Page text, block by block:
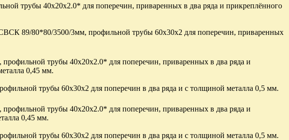
трубы 40x20x2.0* для поперечин, приваренных в два ряда и прикреплённого
89/80*80/3500/3мм, профильной трубы 60х30х2 для поперечин, приваренных
трубы 40x20x2.0* для поперечин, приваренных в два ряда и
0,45 мм.
трубы 60х30х2 для поперечин в два ряда и с толщиной металла 0,5 мм.
трубы 40х20х2.0* для поперечин, приваренных в два ряда и
0,45 мм.
трубы 60х30х2 для поперечин в два ряда и с толщиной металла 0,5 мм.